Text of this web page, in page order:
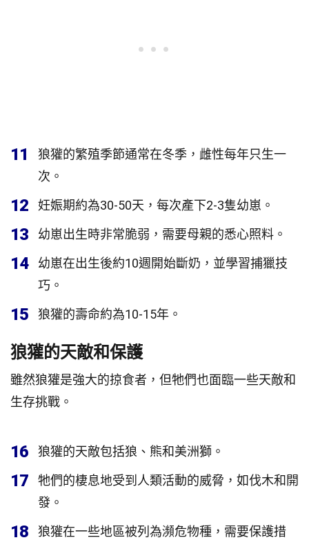
11
狼獾的繁殖季節通常在冬季，雌性每年只生一
次。
12 妊娠期約為30-50天，每次產下2-3隻幼崽。
13 幼崽出生時非常脆弱，需要母親的悉心照料。
14
幼崽在出生後約10週開始斷奶，並學習捕獵技
巧。
15 狼獾的壽命約為10-15年。
狼獾的天敵和保護
雖然狼獾是強大的掠食者，但牠們也面臨一些天敵和
生存挑戰。
16 狼獾的天敵包括狼、熊和美洲獅。
17
牠們的棲息地受到人類活動的威脅，如伐木和開
發。
18
狼獾在一些地區被列為瀕危物種，需要保護措